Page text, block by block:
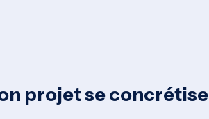
projet se concrétise